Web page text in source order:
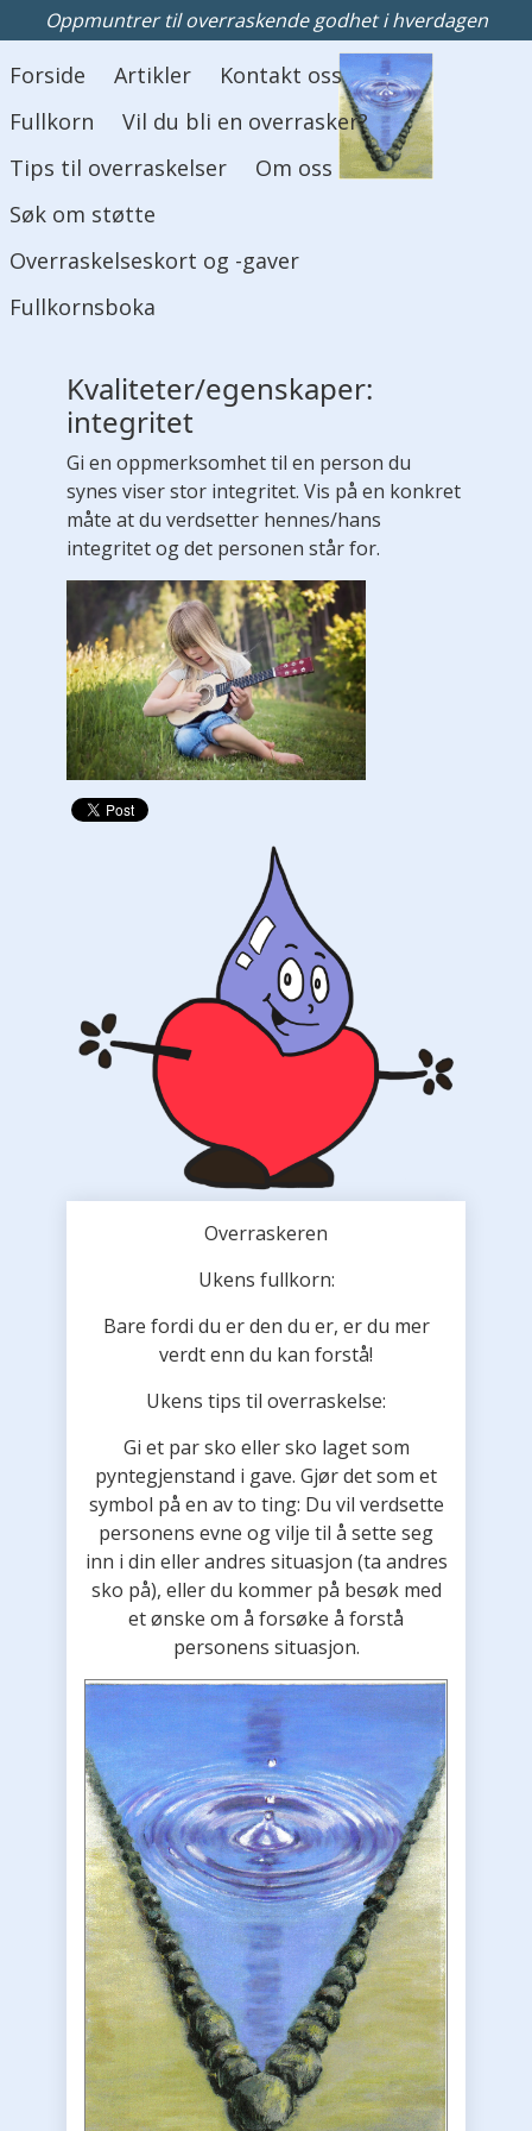
Oppmuntrer til overraskende godhet i hverdagen
Hovedmeny
Forside Artikler
Kontakt oss
Fullkorn
Vil du bli en overrasker?
Tips til overraskelser
Om oss
Søk om støtte
Overraskelseskort og -gaver
Fullkornsboka
Kvaliteter/egenskaper:
integritet
Gi en oppmerksomhet til en person du
synes viser stor integritet. Vis på en konkret
måte at du verdsetter hennes/hans
integritet og det personen står for.
Overraskeren
Ukens fullkorn:
Bare fordi du er den du er, er du mer
verdt enn du kan forstå!
Ukens tips til overraskelse:
Gi et par sko eller sko laget som
pyntegjenstand i gave. Gjør det som et
symbol på en av to ting: Du vil verdsette
personens evne og vilje til å sette seg
inn i din eller andres situasjon (ta andres
sko på), eller du kommer på besøk med
et ønske om å forsøke å forstå
personens situasjon.